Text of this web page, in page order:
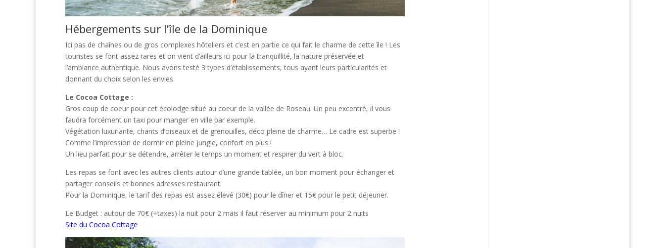
Hébergements sur l’île de la Dominique
Ici pas de chaînes ou de gros complexes hôteliers et c’est en partie ce qui fait le charme de cette île ! Les
touristes se font assez rares et on vient d’ailleurs ici pour la tranquillité, la nature préservée et
l’ambiance authentique. Nous avons testé 3 types d’établissements, tous ayant leurs particularités et
donnant du choix selon les envies.
Le Cocoa Cottage :
Gros coup de coeur pour cet écolodge situé au coeur de la vallée de Roseau. Un peu excentré, il vous
faudra forcément un taxi pour manger en ville par exemple.
Végétation luxuriante, chants d’oiseaux et de grenouilles, déco pleine de charme… Le cadre est superbe !
Comme l’impression de dormir en pleine jungle, confort en plus !
Un lieu parfait pour se détendre, arrêter le temps un moment et respirer du vert à bloc.
Les repas se font avec les autres clients autour d’une grande tablée, un bon moment pour échanger et
partager conseils et bonnes adresses restaurant.
Pour la Dominique, le tarif des repas est assez élevé (30€) pour le dîner et 15€ pour le petit déjeuner.
Le Budget : autour de 70€ (+taxes) la nuit pour 2 mais il faut réserver au minimum pour 2 nuits
Site du Cocoa Cottage